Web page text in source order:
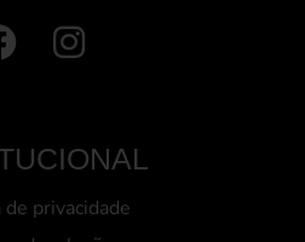
privacidade